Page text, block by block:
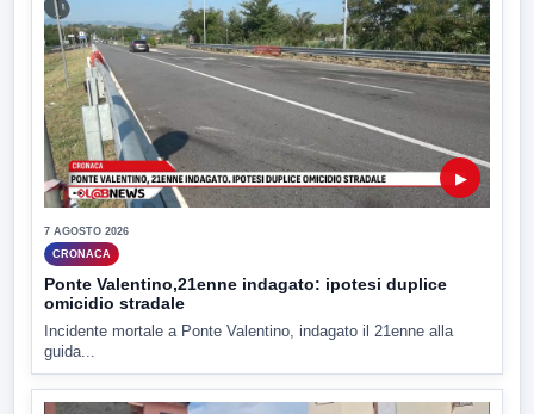
▶
7 AGOSTO 2026
CRONACA
Ponte Valentino,21enne indagato: ipotesi duplice
omicidio stradale
Incidente mortale a Ponte Valentino, indagato il 21enne alla
guida...